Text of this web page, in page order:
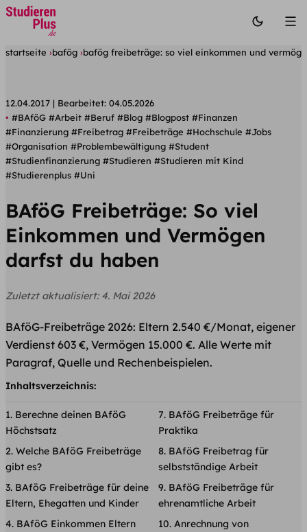
startseite bafög bafög freibeträge: so viel einkommen und
12.04.2017 Bearbeitet: 04.05.2026
#BAföG #Arbeit #Beruf #Blog #Blogpost #Finanzen
#Finanzierung #Freibetrag #Freibeträge #Hochschule #Jobs
#Organisation #Problembewältigung #Student
#Studienfinanzierung #Studieren #Studieren mit Kind
#Studierenplus #Uni
BAföG Freibeträge: So viel
Einkommen und Vermögen
darfst du haben
Zuletzt aktualisiert: 4. Mai 2026
BAföG-Freibeträge 2026: Eltern 2.540 €/Monat, eigener
Verdienst 603 €, Vermögen 15.000 €. Alle Werte mit
Paragraf, Quelle und Rechenbeispielen.
Inhaltsverzeichnis:
Berechne deinen BAföG
Höchstsatz
Welche BAföG Freibeträge
gibt es?
BAföG Freibeträge für deine
Eltern, Ehegatten und Kinder
BAföG Einkommen Eltern​
BAföG Freibeträge für
Praktika
BAföG Freibetrag für
selbstständige Arbeit
BAföG Freibeträge für
ehrenamtliche Arbeit
Anrechnung von